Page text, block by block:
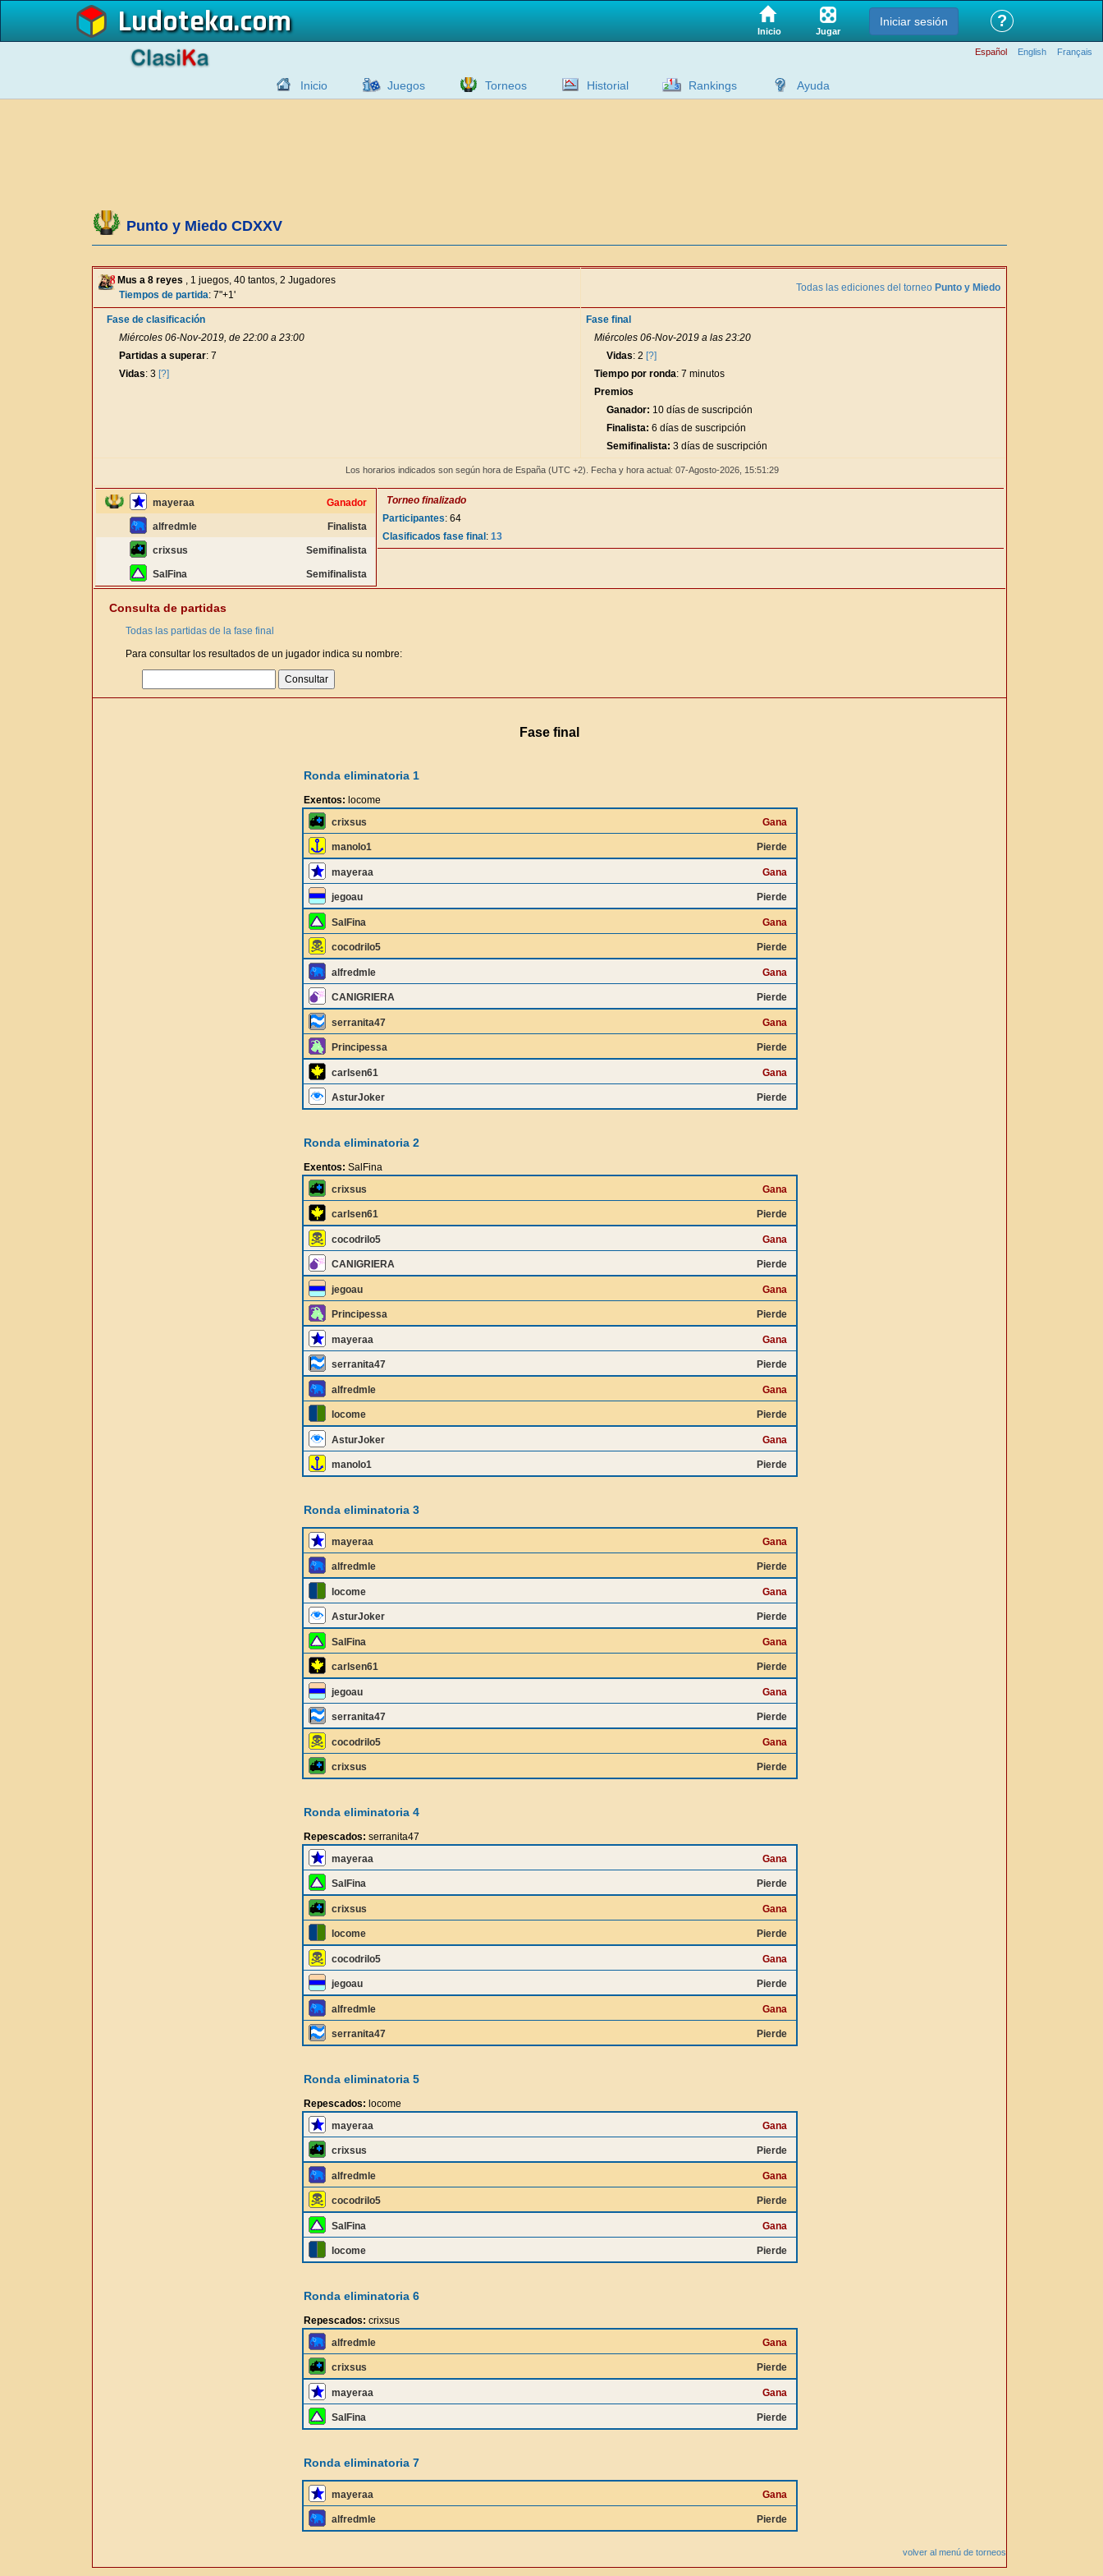
Ludoteka Inicio Jugar
Iniciar sesión ?
Español English Français
Inicio Juegos Torneos Historial Rankings Ayuda
Punto y Miedo CDXXV
Mus a 8 reyes , 1 juegos, 40 tantos, 2 Jugadores
Tiempos de partida: 7"+1'
Todas las ediciones del torneo Punto y Miedo
Fase de clasificación
Miércoles 06-Nov-2019, de 22:00 a 23:00
Partidas a superar: 7
Vidas: 3 [?]
Fase final
Miércoles 06-Nov-2019 a las 23:20
Vidas: 2 [?]
Tiempo por ronda: 7 minutos
Premios
Ganador: 10 días de suscripción
Finalista: 6 días de suscripción
Semifinalista: 3 días de suscripción
Los horarios indicados son según hora de España (UTC +2). Fecha y hora actual: 07-Agosto-2026, 15:51:30
mayeraa Ganador
alfredmle Finalista
crixsus Semifinalista
SalFina Semifinalista
Torneo finalizado
Participantes: 64
Clasificados fase final : 13
Consulta de partidas
Todas las partidas de la fase final
Para consultar los resultados de un jugador indica su nombre:
Fase final
Ronda eliminatoria 1
Exentos: locome
crixsus
Gana
manolo1 Pierde
mayeraa Gana
jegoau Pierde
SalFina Gana
cocodrilo5 Pierde
alfredmle Gana
CANIGRIERA Pierde
serranita47 Gana
Principessa Pierde
carlsen61 Gana
AsturJoker Pierde
Ronda eliminatoria 2
Exentos: SalFina
crixsus
Gana
carlsen61 Pierde
cocodrilo5 Gana
CANIGRIERA Pierde
jegoau Gana
Principessa Pierde
mayeraa Gana
serranita47 Pierde
alfredmle Gana
locome Pierde
AsturJoker Gana
manolo1 Pierde
Ronda eliminatoria 3
mayeraa Gana
alfredmle Pierde
locome Gana
AsturJoker Pierde
SalFina Gana
carlsen61 Pierde
jegoau Gana
serranita47 Pierde
cocodrilo5 Gana
crixsus Pierde
Ronda eliminatoria 4
Repescados: serranita47
mayeraa
Gana
SalFina Pierde
crixsus Gana
locome Pierde
cocodrilo5 Gana
jegoau Pierde
alfredmle Gana
serranita47 Pierde
Ronda eliminatoria 5
Repescados: locome
mayeraa
Gana
crixsus Pierde
alfredmle Gana
cocodrilo5 Pierde
SalFina Gana
locome Pierde
Ronda eliminatoria 6
Repescados: crixsus
alfredmle
Gana
crixsus Pierde
mayeraa Gana
SalFina Pierde
Ronda eliminatoria 7
mayeraa Gana
alfredmle Pierde
volver al menú de torneos